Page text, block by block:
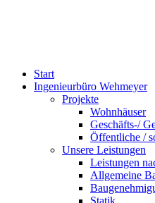
Start
Ingenieurbüro Wehmeyer
Projekte
Wohnhäuser
Geschäfts-/
Öffentliche /
Unsere Leistungen
Leistungen
Allgemeine
Statik